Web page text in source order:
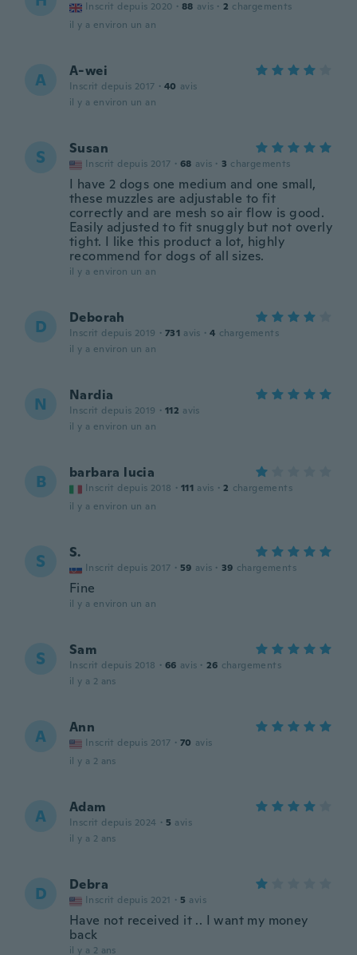
Inscrit depuis 2020 · 88 avis · 2 chargements
il y a environ un an
A A-wei
Inscrit depuis 2017 · 40 avis
il y a environ un an
S Susan
Inscrit depuis 2017 · 68 avis · 3 chargements
I have 2 dogs one medium and one small,
these muzzles are adjustable to fit
correctly and are mesh so air flow is good.
Easily adjusted to fit snuggly but not overly
tight. I like this product a lot, highly
recommend for dogs of all sizes.
il y a environ un an
D Deborah
Inscrit depuis 2019 · 731 avis · 4 chargements
il y a environ un an
N Nardia
Inscrit depuis 2019 · 112 avis
il y a environ un an
B barbara lucia
Inscrit depuis 2018 · 111 avis · 2 chargements
il y a environ un an
S S.
Inscrit depuis 2017 · 59 avis · 39 chargements
Fine
il y a environ un an
S Sam
Inscrit depuis 2018 · 66 avis · 26 chargements
il y a 2 ans
A Ann
Inscrit depuis 2017 · 70 avis
il y a 2 ans
A Adam
Inscrit depuis 2024 · 5 avis
il y a 2 ans
D Debra
Inscrit depuis 2021 · 5 avis
Have not received it .. I want my money
back
il y a 2 ans